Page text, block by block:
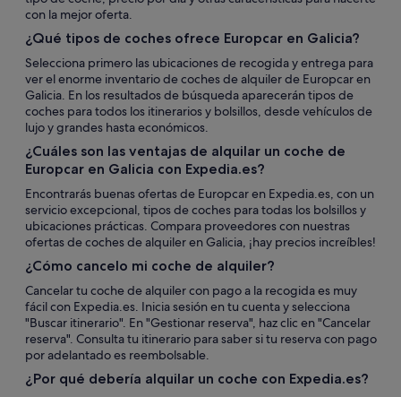
con la mejor oferta.
¿Qué tipos de coches ofrece Europcar en Galicia?
Selecciona primero las ubicaciones de recogida y entrega para
ver el enorme inventario de coches de alquiler de Europcar en
Galicia. En los resultados de búsqueda aparecerán tipos de
coches para todos los itinerarios y bolsillos, desde vehículos de
lujo y grandes hasta económicos.
¿Cuáles son las ventajas de alquilar un coche de
Europcar en Galicia con Expedia.es?
Encontrarás buenas ofertas de Europcar en Expedia.es, con un
servicio excepcional, tipos de coches para todas los bolsillos y
ubicaciones prácticas. Compara proveedores con nuestras
ofertas de coches de alquiler en Galicia, ¡hay precios increíbles!
¿Cómo cancelo mi coche de alquiler?
Cancelar tu coche de alquiler con pago a la recogida es muy
fácil con Expedia.es. Inicia sesión en tu cuenta y selecciona
"Buscar itinerario". En "Gestionar reserva", haz clic en "Cancelar
reserva". Consulta tu itinerario para saber si tu reserva con pago
por adelantado es reembolsable.
¿Por qué debería alquilar un coche con Expedia.es?